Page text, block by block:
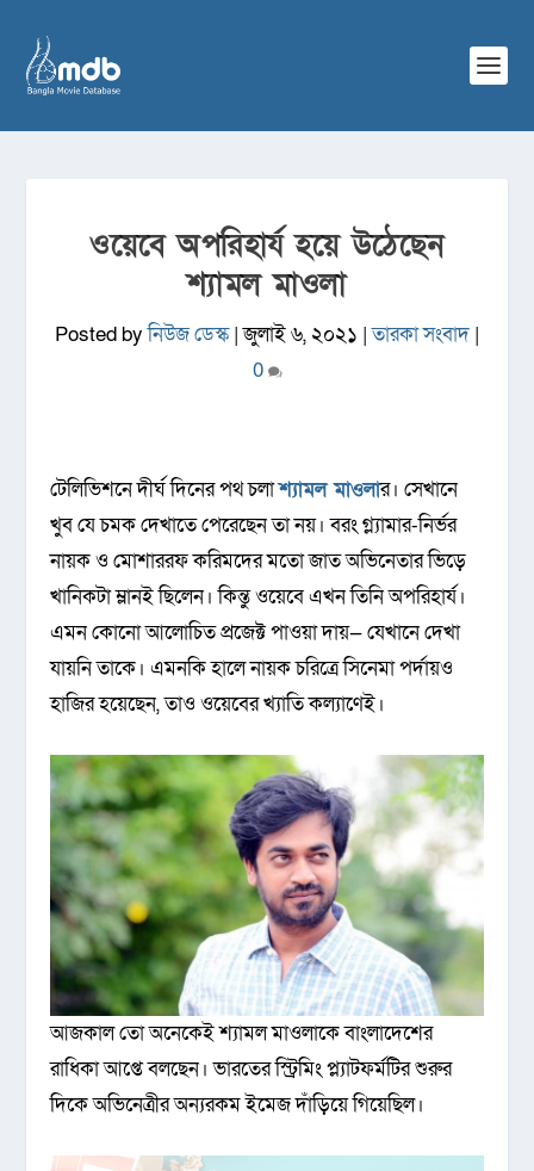
ওয়েবে অপরিহার্য হয়ে উঠেছেন
শ্যামল মাওলা
Posted byনিউজ ডেস্ক|জুলাই ৬, ২০২১ |তারকা সংবাদ |
0
টেলিভিশনে দীর্ঘ দিনের পথ চলাশ্যামল মাওলার। সেখানে
খুব যে চমক দেখাতে পেরেছেন তা নয়। বরং গ্ল্যামার-নির্ভর
নায়ক ও মোশাররফ করিমদের মতো জাত অভিনেতার ভিড়ে
খানিকটা ম্লানই ছিলেন। কিন্তু ওয়েবে এখন তিনি অপরিহার্য।
এমন কোনো আলোচিত প্রজেক্ট পাওয়া দায়— যেখানে দেখা
যায়নি তাকে। এমনকি হালে নায়ক চরিত্রে সিনেমা পর্দায়ও
হাজির হয়েছেন, তাও ওয়েবের খ্যাতি কল্যাণেই।
আজকাল তো অনেকেই শ্যামল মাওলাকে বাংলাদেশের
রাধিকা আপ্তে বলছেন। ভারতের স্ট্রিমিং প্ল্যাটফর্মটির শুরুর
দিকে অভিনেত্রীর অন্যরকম ইমেজ দাঁড়িয়ে গিয়েছিল।